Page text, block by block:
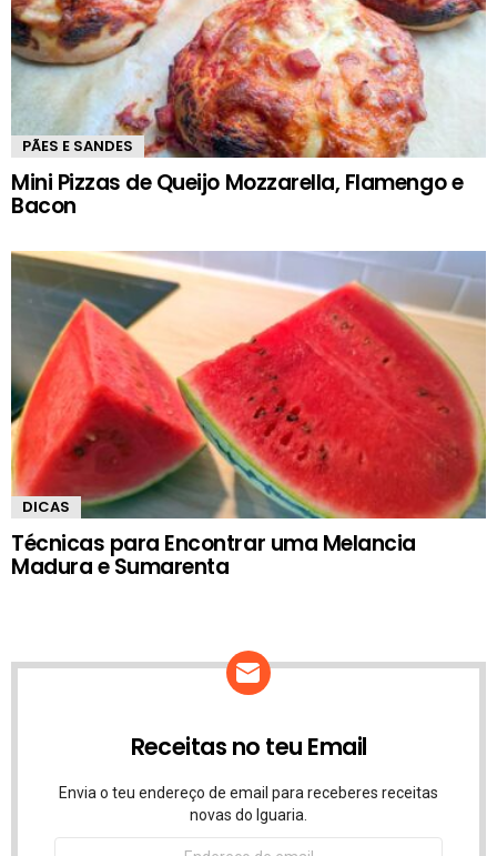
PÃES E SANDES
Mini Pizzas de Queijo Mozzarella, Flamengo e
Bacon
DICAS
Técnicas para Encontrar uma Melancia
Madura e Sumarenta
Receitas no teu Email
Envia o teu endereço de email para receberes receitas
novas do Iguaria.
Endereço